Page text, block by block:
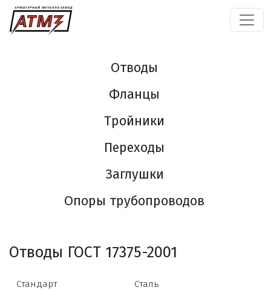
Отводы
Фланцы
Тройники
Переходы
Заглушки
Опоры трубопроводов
Отводы ГОСТ 17375-2001
Стандарт Сталь